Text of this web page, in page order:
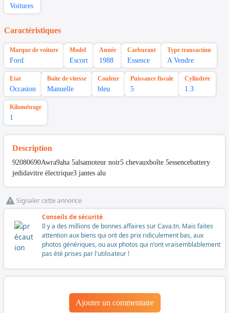
Voitures
Caractéristiques
Marque de voiture
Ford
Model
Escort
Année
1988
Carburant
Essence
Type transaction
A Vendre
Etat
Occasion
Boîte de vitesse
Manuelle
Couleur
bleu
Puissance fiscale
5
Cylindrée
1.3
Kilométrage
1
Description
92080690Awra9aha 5alsamoteur noir5 chevauxboîte 5essencebattery
jedidavitre électrique3 jantes alu
Signaler cette annonce
Conseils de sécurité
Il y a des millions de bonnes affaires sur Cava.tn. Mais faites
attention aux biens qui ont des prix ridiculement bas, aux
photos génériques, ou aux photos qui n'ont vraisemblablement
pas été prises par l'utilisateur !
Ajouter un commentaire